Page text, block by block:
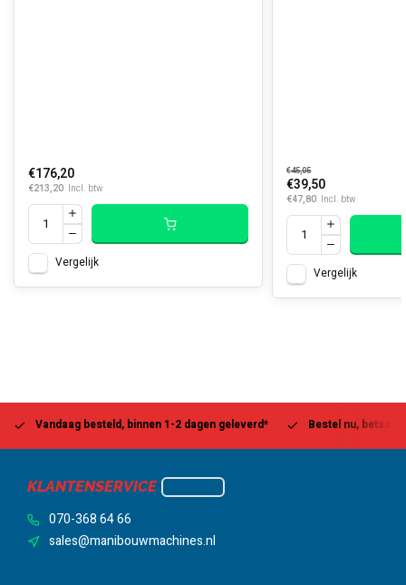
€176,20
€213,20 Incl. btw
Vergelijk
€45,05
€39,50
€47,80 Incl. btw
Vergelijk
Vandaag besteld, binnen 1-2 dagen geleverd* Bestel nu, betaal
KLANTENSERVICE
070-368 64 66
sales@manibouwmachines.nl